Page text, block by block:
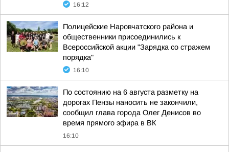
16:12
Полицейские Наровчатского района и
общественники присоединились к
Всероссийской акции "Зарядка со стражем
порядка"
16:10
По состоянию на 6 августа разметку на
дорогах Пензы наносить не закончили,
сообщил глава города Олег Денисов во
время прямого эфира в ВК
16:10